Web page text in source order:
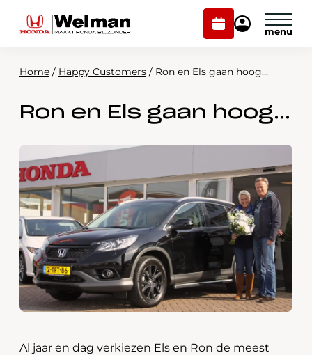
Plan
onderhoud
Mijn
Modellen
Voorraad
Onderhoud en service
Over ons
Webshop
Contact
Plan onderhoud
Mijn Honda Welman
Home / Happy Customers / Ron en Els gaan hoog…
Ron en Els gaan hoog…
Al jaar en dag verkiezen Els en Ron de meest